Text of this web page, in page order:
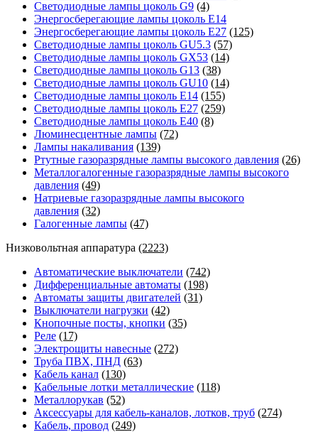
Светодиодные лампы цоколь G9 (4)
Энергосберегающие лампы цоколь Е14
Энергосберегающие лампы цоколь Е27 (125)
Светодиодные лампы цоколь GU5.3 (57)
Светодиодные лампы цоколь GX53 (14)
Светодиодные лампы цоколь G13 (38)
Светодиодные лампы цоколь GU10 (14)
Светодиодные лампы цоколь E14 (155)
Светодиодные лампы цоколь E27 (259)
Светодиодные лампы цоколь E40 (8)
Люминесцентные лампы (72)
Лампы накаливания (139)
Ртутные газоразрядные лампы высокого давления (26)
Металлогалогенные газоразрядные лампы высокого
давления (49)
Натриевые газоразрядные лампы высокого
давления (32)
Галогенные лампы (47)
Низковольтная аппаратура (2223)
Автоматические выключатели (742)
Дифференциальные автоматы (198)
Автоматы защиты двигателей (31)
Выключатели нагрузки (42)
Кнопочные посты, кнопки (35)
Реле (17)
Электрощиты навесные (272)
Труба ПВХ, ПНД (63)
Кабель канал (130)
Кабельные лотки металлические (118)
Металлорукав (52)
Аксессуары для кабель-каналов, лотков, труб (274)
Кабель, провод (249)